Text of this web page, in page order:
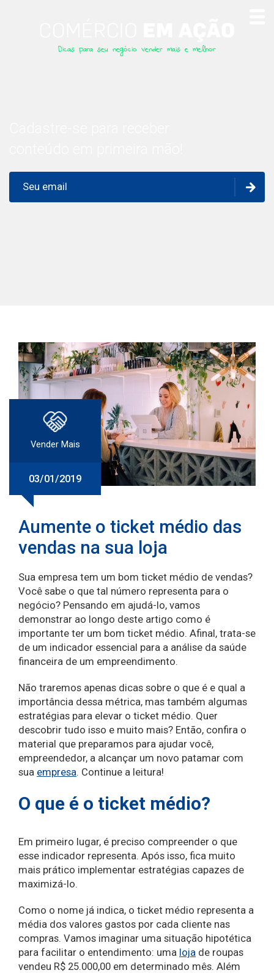
Dicas para seu negócio vender mais e melhor
Vender Mais
03/01/2019
Aumente o ticket médio das
vendas na sua loja
Sua empresa tem um bom ticket médio de vendas?
Você sabe o que tal número representa para o
negócio? Pensando em ajudá-lo, vamos
demonstrar ao longo deste artigo como é
importante ter um bom ticket médio. Afinal, trata-se
de um indicador essencial para a análise da saúde
financeira de um empreendimento.
Não traremos apenas dicas sobre o que é e qual a
importância dessa métrica, mas também algumas
estratégias para elevar o ticket médio. Quer
descobrir tudo isso e muito mais? Então, confira o
material que preparamos para ajudar você,
empreendedor, a alcançar um novo patamar com
sua empresa. Continue a leitura!
O que é o ticket médio?
Em primeiro lugar, é preciso compreender o que
esse indicador representa. Após isso, fica muito
mais prático implementar estratégias capazes de
maximizá-lo.
Como o nome já indica, o ticket médio representa a
média dos valores gastos por cada cliente nas
compras. Vamos imaginar uma situação hipotética
para facilitar o entendimento: uma loja de roupas
vendeu R$ 25.000,00 em determinado mês. Além